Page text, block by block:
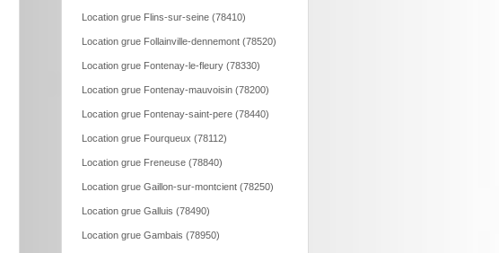
Location grue Flins-sur-seine (78410)
Location grue Follainville-dennemont (78520)
Location grue Fontenay-le-fleury (78330)
Location grue Fontenay-mauvoisin (78200)
Location grue Fontenay-saint-pere (78440)
Location grue Fourqueux (78112)
Location grue Freneuse (78840)
Location grue Gaillon-sur-montcient (78250)
Location grue Galluis (78490)
Location grue Gambais (78950)